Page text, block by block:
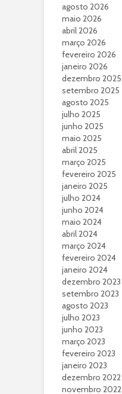
agosto 2026
maio 2026
abril 2026
março 2026
fevereiro 2026
janeiro 2026
dezembro 2025
setembro 2025
agosto 2025
julho 2025
junho 2025
maio 2025
abril 2025
março 2025
fevereiro 2025
janeiro 2025
julho 2024
junho 2024
maio 2024
abril 2024
março 2024
fevereiro 2024
janeiro 2024
dezembro 2023
setembro 2023
agosto 2023
julho 2023
junho 2023
março 2023
fevereiro 2023
janeiro 2023
dezembro 2022
novembro 2022